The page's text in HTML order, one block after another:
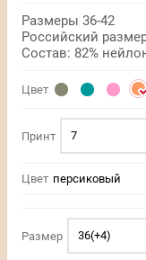
Размеры 36-42
Российский
Состав: 82%
Цвет
Принт 7
Цвет персиковый
Размер 36(+4)